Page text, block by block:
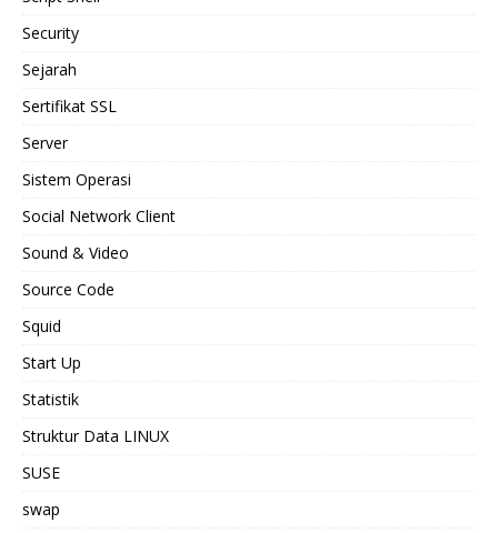
Security
Sejarah
Sertifikat SSL
Server
Sistem Operasi
Social Network Client
Sound & Video
Source Code
Squid
Start Up
Statistik
Struktur Data LINUX
SUSE
swap